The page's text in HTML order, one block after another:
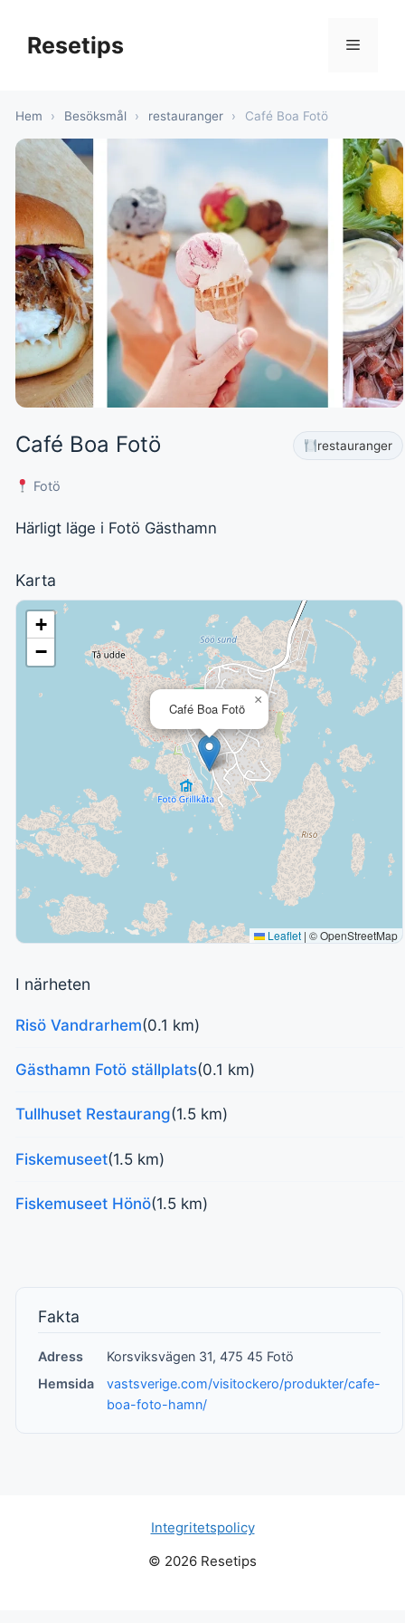
innehållResetips Meny
Hem › Besöksmål › restauranger › Café Boa Fotö
Café Boa Fotö restauranger
Fotö
Härligt läge i Fotö Gästhamn
Karta
Café Boa Fotö
×
+
−
Leaflet | © OpenStreetMap
I närheten
Risö Vandrarhem(0.1 km)
Gästhamn Fotö ställplats(0.1 km)
Tullhuset Restaurang(1.5 km)
Fiskemuseet(1.5 km)
Fiskemuseet Hönö(1.5 km)
Fakta
Adress
Korsviksvägen 31, 475 45 Fotö
Hemsida
vastsverige.com/visitockero/produkter/cafe-
boa-foto-hamn/
Integritetspolicy
© 2026 Resetips